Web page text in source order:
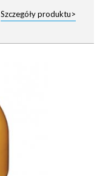
Szczegóły produktu>